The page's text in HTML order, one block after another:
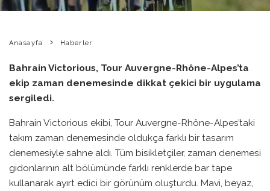
Anasayfa Haberler
Bahrain Victorious, Tour Auvergne-Rhône-Alpes’ta
ekip zaman denemesinde dikkat çekici bir uygulama
sergiledi.
Bahrain Victorious ekibi, Tour Auvergne-Rhône-Alpes’taki
takım zaman denemesinde oldukça farklı bir tasarım
denemesiyle sahne aldı. Tüm bisikletçiler, zaman denemesi
gidonlarının alt bölümünde farklı renklerde bar tape
kullanarak ayırt edici bir görünüm oluşturdu. Mavi, beyaz,